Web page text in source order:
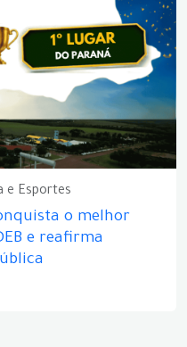
e Esportes
o melhor
e reafirma